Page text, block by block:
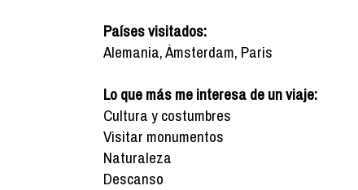
Países visitados:
Alemania, Ámsterdam, Paris
Lo que más me interesa de un viaje:
Cultura y costumbres
Visitar monumentos
Naturaleza
Descanso